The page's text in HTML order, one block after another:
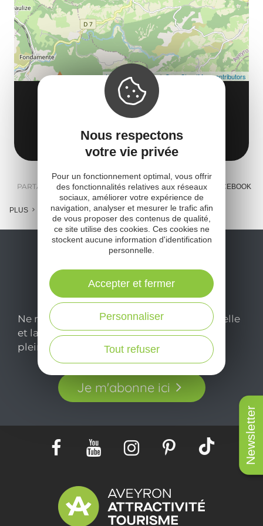
Newsletter
HÔTEL DU NORD
Avenue du Docteur Andrieu
12540 Cornus
Obtenir l'itinéraire
Leaflet | Map data ©OpenStreetMap contributors
PARTAGER : E-MAIL MESSENGER FACEBOOK
PLUS
Ne manquez pas notre newsletter mensuelle
et laissez-vous inspirer pour profiter
pleinement de votre séjour en Aveyron.
Je m'abonne ici
Nous respectons
votre vie privée
Pour un fonctionnement optimal, vous offrir
des fonctionnalités relatives aux réseaux
sociaux, améliorer votre expérience de
navigation, analyser et mesurer le trafic afin
de vous proposer des contenus de qualité,
ce site utilise des cookies. Ces cookies ne
stockent aucune information d'identification
personnelle.
Tout refuser
Personnaliser
Accepter et fermer